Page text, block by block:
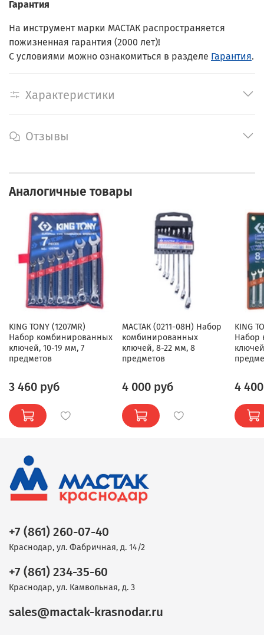
Гарантия
На инструмент марки МАСТАК распространяется
пожизненная гарантия (2000 лет)!
С условиями можно ознакомиться в разделе Гарантия.
Характеристики
Отзывы
Аналогичные товары
KING TONY (1207MR)
Набор комбинированных
ключей, 10-19 мм, 7
предметов
3 460 руб
МАСТАК (0211-08H) Набор
комбинированных
ключей, 8-22 мм, 8
предметов
4 000 руб
KING
Набор
4
+7 (861) 260-07-40
Краснодар, ул. Фабричная, д. 14/2
+7 (861) 234-35-60
Краснодар, ул. Камвольная, д. 3
sales@mactak-krasnodar.ru